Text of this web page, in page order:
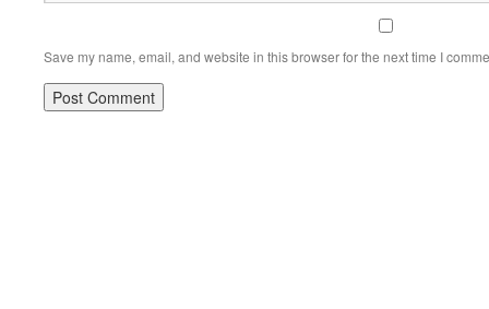
Save my name, email, and website in this browser for the next time I